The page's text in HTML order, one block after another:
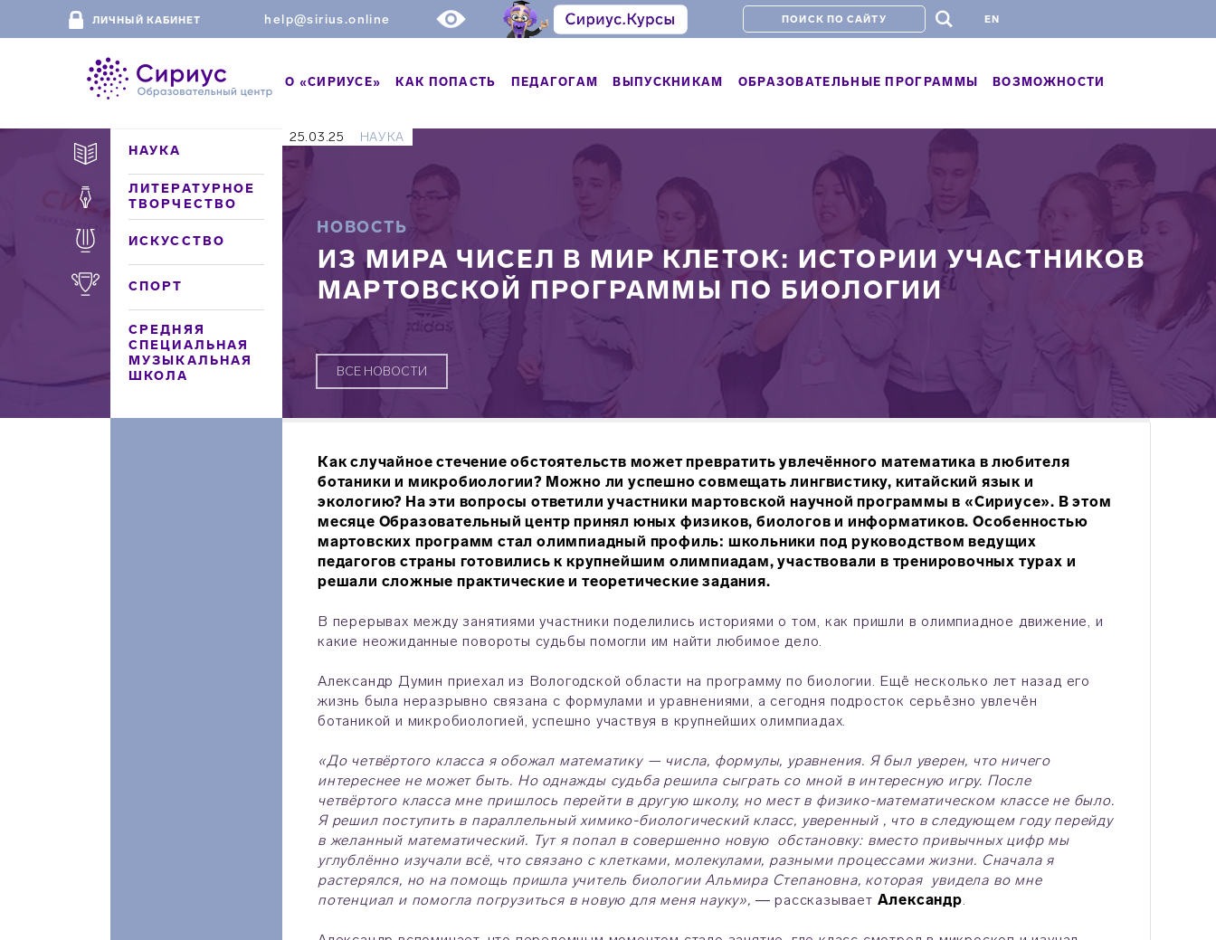
ЛИЧНЫЙ КАБИНЕТ help@sirius.online # EN
О «СИРИУСЕ» КАК ПОПАСТЬ ПЕДАГОГАМ ВЫПУСКНИКАМ ОБРАЗОВАТЕЛЬНЫЕ ПРОГРАММЫ ВОЗМОЖНОСТИ
НАУКА
ЛИТЕРАТУРНОЕ
ТВОРЧЕСТВО
ИСКУССТВО
СПОРТ
СРЕДНЯЯ
СПЕЦИАЛЬНАЯ
МУЗЫКАЛЬНАЯ
ШКОЛА
25.03.25 НАУКА
НОВОСТЬ
ИЗ МИРА ЧИСЕЛ В МИР КЛЕТОК: ИСТОРИИ УЧАСТНИКОВ
МАРТОВСКОЙ ПРОГРАММЫ ПО БИОЛОГИИ
ВСЕ НОВОСТИ
Как случайное стечение обстоятельств может превратить увлечённого математика в любителя
ботаники и микробиологии? Можно ли успешно совмещать лингвистику, китайский язык и
экологию? На эти вопросы ответили участники мартовской научной программы в «Сириусе». В этом
месяце Образовательный центр принял юных физиков, биологов и информатиков. Особенностью
мартовских программ стал олимпиадный профиль: школьники под руководством ведущих
педагогов страны готовились к крупнейшим олимпиадам, участвовали в тренировочных турах и
решали сложные практические и теоретические задания.
В перерывах между занятиями участники поделились историями о том, как пришли в олимпиадное движение, и
какие неожиданные повороты судьбы помогли им найти любимое дело.
Александр Думин приехал из Вологодской области на программу по биологии. Ещё несколько лет назад его
жизнь была неразрывно связана с формулами и уравнениями, а сегодня подросток серьёзно увлечён
ботаникой и микробиологией, успешно участвуя в крупнейших олимпиадах.
«До четвёртого класса я обожал математику — числа, формулы, уравнения. Я был уверен, что ничего
интереснее не может быть. Но однажды судьба решила сыграть со мной в интересную игру. После
четвёртого класса мне пришлось перейти в другую школу, но мест в физико-математическом классе не было.
Я решил поступить в параллельный химико-биологический класс, уверенный , что в следующем году перейду
в желанный математический. Тут я попал в совершенно новую обстановку: вместо привычных цифр мы
углублённо изучали всё, что связано с клетками, молекулами, разными процессами жизни. Сначала я
растерялся, но на помощь пришла учитель биологии Альмира Степановна, которая увидела во мне
потенциал и помогла погрузиться в новую для меня науку», ― рассказывает Александр.